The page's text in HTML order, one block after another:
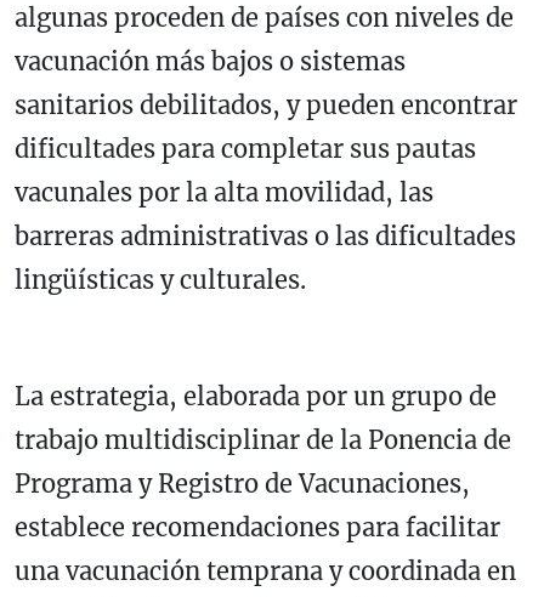
algunas proceden de países con niveles de
vacunación más bajos o sistemas
sanitarios debilitados, y pueden encontrar
dificultades para completar sus pautas
vacunales por la alta movilidad, las
barreras administrativas o las dificultades
lingüísticas y culturales.
La estrategia, elaborada por un grupo de
trabajo multidisciplinar de la Ponencia de
Programa y Registro de Vacunaciones,
establece recomendaciones para facilitar
una vacunación temprana y coordinada en